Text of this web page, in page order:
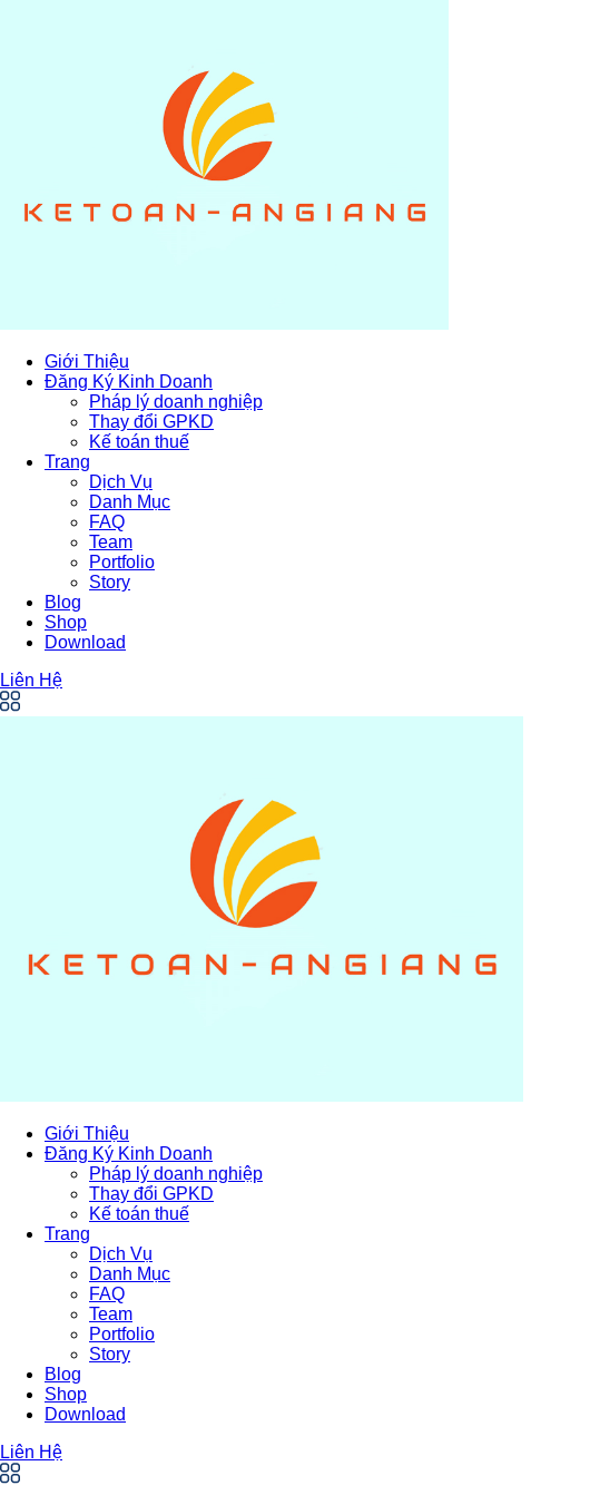
Giới Thiệu
Đăng Ký Kinh Doanh
Pháp lý doanh nghiệp
Thay đổi GPKD
Kế toán thuế
Trang
Dịch Vụ
Danh Mục
FAQ
Team
Portfolio
Story
Blog
Shop
Download
Liên Hệ
Giới Thiệu
Đăng Ký Kinh Doanh
Pháp lý doanh nghiệp
Thay đổi GPKD
Kế toán thuế
Trang
Dịch Vụ
Danh Mục
FAQ
Team
Portfolio
Story
Blog
Shop
Download
Liên Hệ